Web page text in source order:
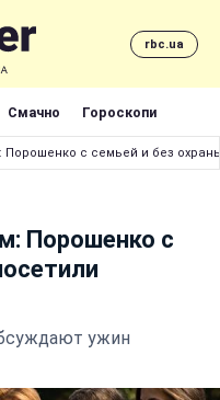
rbc.ua
Смачно Гороскопи
с семьей и без
Порошенко с
ужин